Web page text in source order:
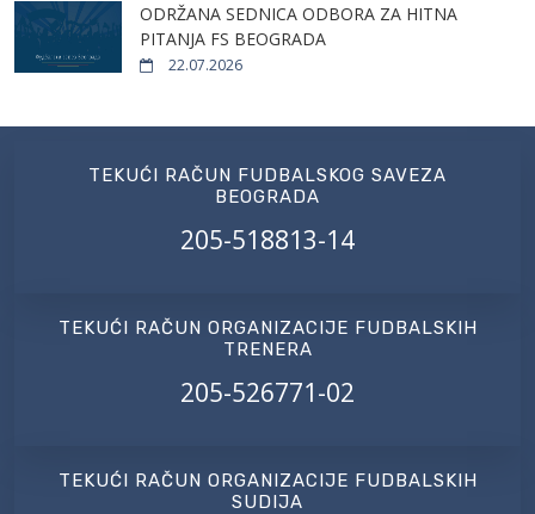
ODRŽANA SEDNICA ODBORA ZA HITNA
PITANJA FS BEOGRADA
22.07.2026
TEKUĆI RAČUN FUDBALSKOG SAVEZA
BEOGRADA
205-518813-14
TEKUĆI RAČUN ORGANIZACIJE FUDBALSKIH
TRENERA
205-526771-02
TEKUĆI RAČUN ORGANIZACIJE FUDBALSKIH
SUDIJA